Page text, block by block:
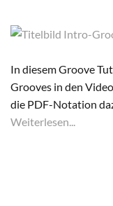
In diesem Groove
Grooves in den
die PDF-Notation
Weiterlesen...